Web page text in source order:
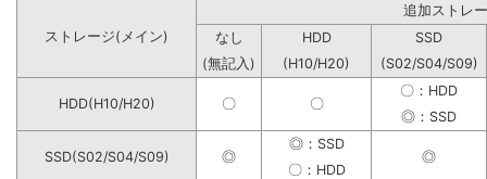
追加ストレ
ストレージ(メイン)
なし HDD
SSD
(無記入)
(H10/H20) (S02/S04/S09)
HDD(H10/H20) 〇 〇
〇：HDD
◎：SSD
SSD(S02/S04/S09) ◎
◎：SSD
◎
〇：HDD